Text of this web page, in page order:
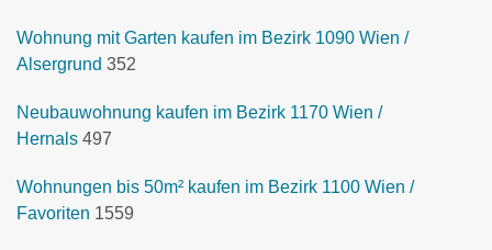
Wohnung mit Garten kaufen im Bezirk 1090 Wien /
Alsergrund 352
Neubauwohnung kaufen im Bezirk 1170 Wien /
Hernals 497
Wohnungen bis 50m² kaufen im Bezirk 1100 Wien /
Favoriten 1559